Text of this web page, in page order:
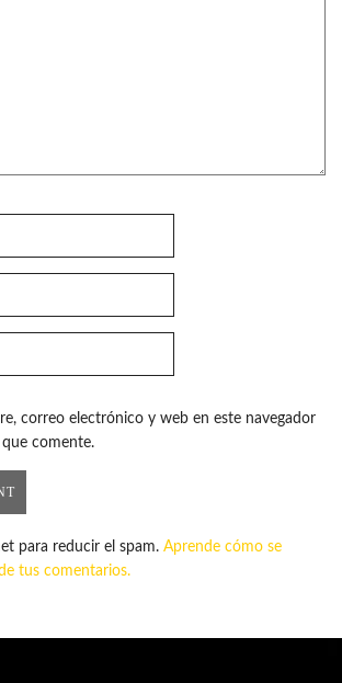
correo electrónico y web en este navegador
comente.
para reducir el spam. Aprende cómo se
tus comentarios.